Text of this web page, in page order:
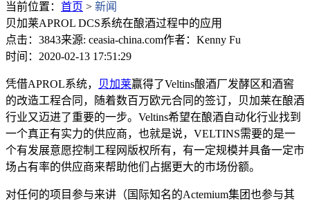
当前位置： 首页 > 新闻
贝加莱APROL DCS系统在酿酒过程中的应用
点击：3843来源: ceasia-china.com作者：Kenny Fu
时间：2020-02-13 17:51:29
凭借APROL系统， 贝加莱赢得了Veltins酿酒厂发酵区和酒窖
的改造工程合同，随着数百万欧元合同的签订，贝加莱在酿酒
行业又迈进了重要的一步。Veltins希望在酿酒自动化行业找到
一个真正有实力的供应商，也就是说，VELTINS需要的是一
个有发展意愿控制工程网版权所有，有一定规模并具备一定市
场占有率的供应商来帮助他们占据更大的市场份额。
对任何的项目参与来讲（国际知名的Actemium集团也参与其